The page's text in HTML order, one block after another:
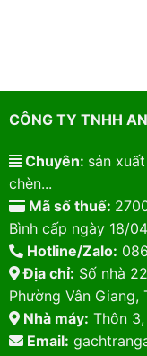
CÔNG TY TNHH
Chuyên: sản
chèn...
Mã số thuế:
Bình cấp ngày 18/
Hotline/Zalo:
Địa chỉ: Số nhà
Phường Vân Giang,
Nhà máy: Thôn
Email: